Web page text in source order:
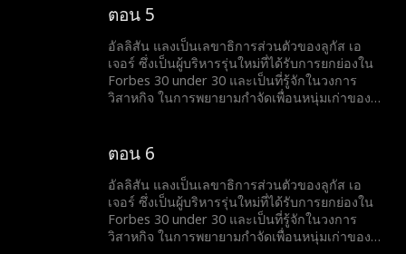
เจอร์ แต่เมื่อเหตุการณ์ไม่คาดคิดเกิดขึ้นและ
จะเกิดอะไรขึ้นกับเธอและลูกัส เอเจอร์ ว่าเขาจะไล่
เธอออกจากงานหรือไม่... หรือความลับจากอดีต
ของพวกเขาจะถูกเปิดเผยขึ้นมา
ตอน 5
อัลลิสัน แลงเป็นเลขาธิการส่วนตัวของลูกัส เอ
เจอร์ ซึ่งเป็นผู้บริหารรุ่นใหม่ที่ได้รับการยกย่องใน
Forbes 30 under 30 และเป็นที่รู้จักในวงการ
วิสาหกิจ ในการพยายามกำจัดเพื่อนหนุ่มเก่าของ
เจอร์ แต่เมื่อเหตุการณ์ไม่คาดคิดเกิดขึ้นและ
จะเกิดอะไรขึ้นกับเธอและลูกัส เอเจอร์ ว่าเขาจะไล่
เธอออกจากงานหรือไม่... หรือความลับจากอดีต
ของพวกเขาจะถูกเปิดเผยขึ้นมา
ตอน 6
อัลลิสัน แลงเป็นเลขาธิการส่วนตัวของลูกัส เอ
เจอร์ ซึ่งเป็นผู้บริหารรุ่นใหม่ที่ได้รับการยกย่องใน
Forbes 30 under 30 และเป็นที่รู้จักในวงการ
วิสาหกิจ ในการพยายามกำจัดเพื่อนหนุ่มเก่าของ